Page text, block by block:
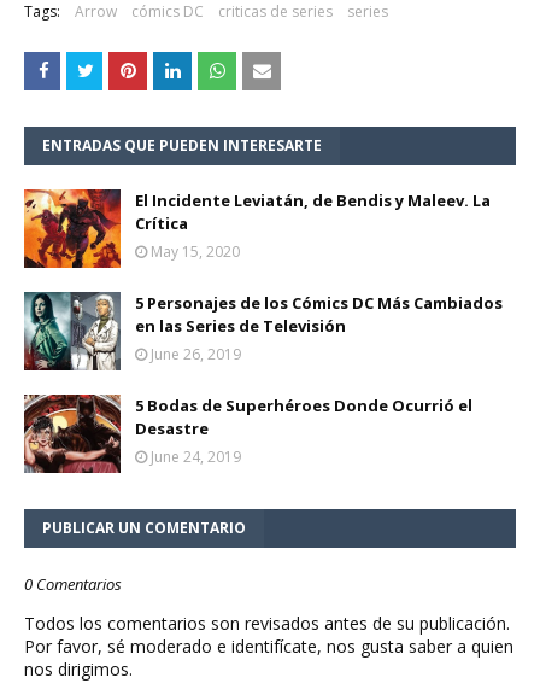
Tags: Arrow cómics DC criticas de series series
ENTRADAS QUE PUEDEN INTERESARTE
El Incidente Leviatán, de Bendis y Maleev. La
Crítica
May 15, 2020
5 Personajes de los Cómics DC Más Cambiados
en las Series de Televisión
June 26, 2019
5 Bodas de Superhéroes Donde Ocurrió el
Desastre
June 24, 2019
PUBLICAR UN COMENTARIO
0 Comentarios
Todos los comentarios son revisados antes de su publicación.
Por favor, sé moderado e identifícate, nos gusta saber a quien
nos dirigimos.